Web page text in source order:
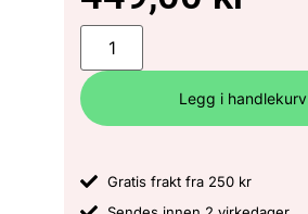
Legg i handlekurv
Gratis frakt fra 250 kr